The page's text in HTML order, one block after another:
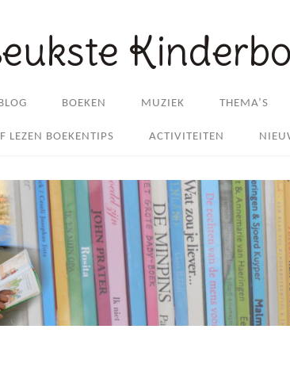
BOEKEN MUZIEK THEMA’S
LEZEN BOEKENTIPS ACTIVITEITEN